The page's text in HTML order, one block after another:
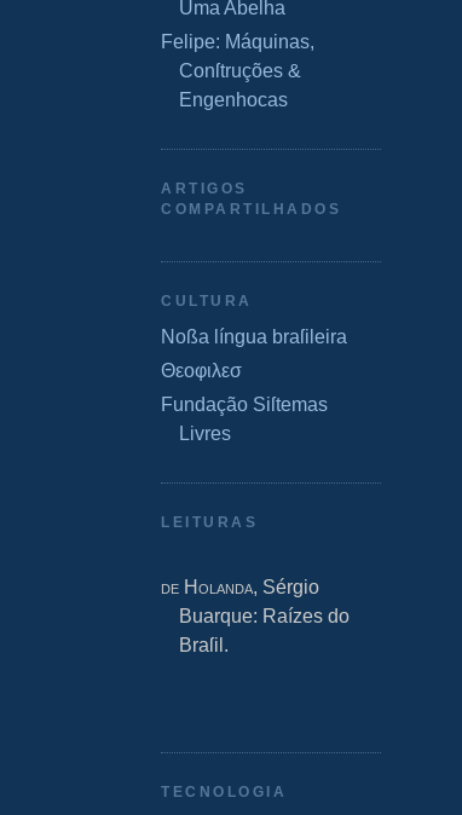
Uma Abelha
Felipe: Máquinas,
Conſtruções &
Engenhocas
ARTIGOS
COMPARTILHADOS
CULTURA
Noßa língua braſileira
Θεοφιλεσ
Fundação Siſtemas
Livres
LEITURAS
de Holanda, Sérgio
Buarque: Raízes do
Braſil.
TECNOLOGIA